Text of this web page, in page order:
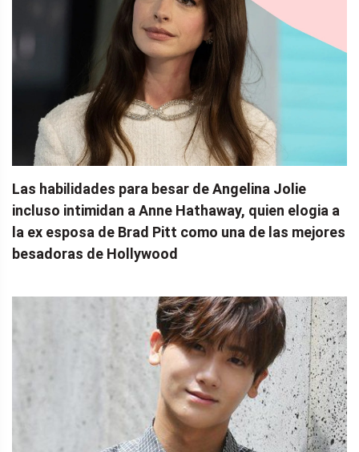
Las habilidades para besar de Angelina Jolie
incluso intimidan a Anne Hathaway, quien elogia a
la ex esposa de Brad Pitt como una de las mejores
besadoras de Hollywood